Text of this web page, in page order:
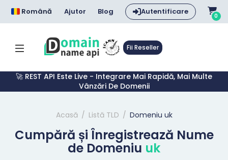
Română Ajutor Blog Autentificare 0
Fii Reseller
🚀 REST API Este Live - Integrare Mai Rapidă, Mai Multe
Vânzări De Domenii
Acasă Listă TLD Domeniu uk
Cumpără și Înregistrează Nume
de Domeniu uk